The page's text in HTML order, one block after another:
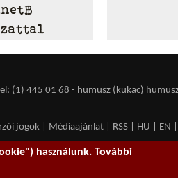
(1) 445 01 68 - humusz (kukac)
jogok Médiaajánlat RSS HU EN
használunk. További